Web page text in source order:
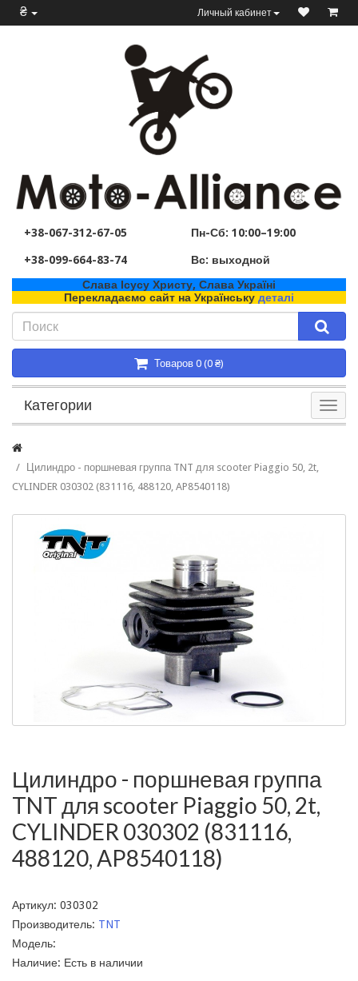
₴ Личный кабинет
+38-067-312-67-05
+38-099-664-83-74
Пн-Сб: 10:00–19:00
Вс: выходной
Слава Ісусу Христу, Слава Україні
Перекладаємо сайт на Українську деталі
Товаров 0 (0 ₴)
Категории
Цилиндро - поршневая группа TNT для scooter Piaggio 50, 2t,
CYLINDER 030302 (831116, 488120, AP8540118)
Цилиндро - поршневая группа
TNT для scooter Piaggio 50, 2t,
CYLINDER 030302 (831116,
488120, AP8540118)
Артикул: 030302
Производитель: TNT
Модель:
Наличие: Есть в наличии